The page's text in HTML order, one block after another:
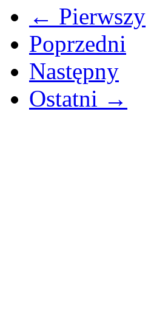
← Pierwszy
Poprzedni
Następny
Ostatni →